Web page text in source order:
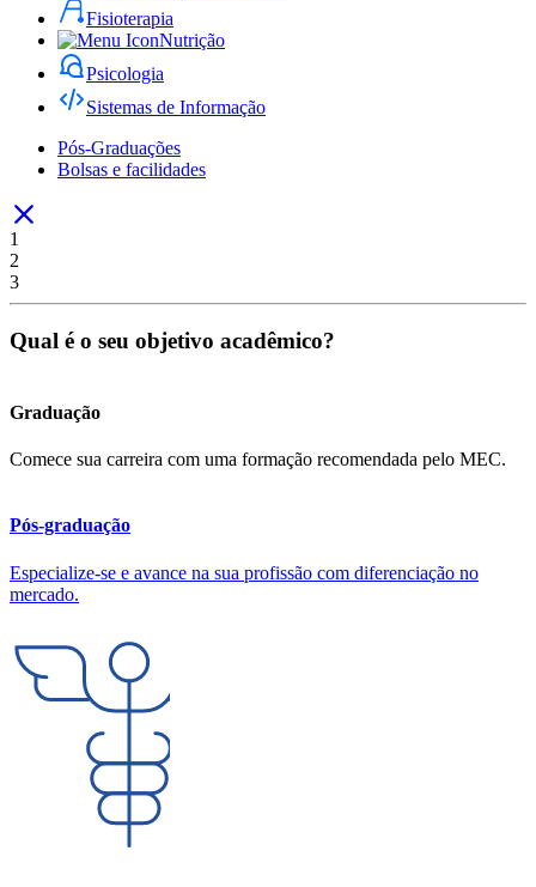
Fisioterapia
Nutrição
Psicologia
Sistemas de Informação
Pós-Graduações
Bolsas e facilidades
1
2
3
Qual é o seu objetivo acadêmico?
Graduação
Comece sua carreira com uma formação recomendada pelo MEC.
Pós-graduação
Especialize-se e avance na sua profissão com diferenciação no
mercado.